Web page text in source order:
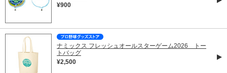
¥900
ナミックス フレッシュオールスターゲーム2026 トー
トバッグ
¥2,500